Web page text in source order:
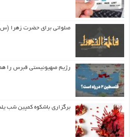
صلواتی برای حضرت زهرا (س)
رژیم صهیونیستی قبرس را
برگزاری باشکوه کمپین شب